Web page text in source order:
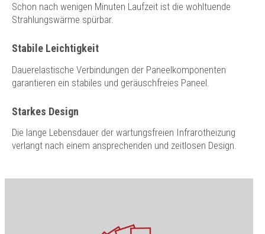
Schon nach wenigen Minuten Laufzeit ist die wohltuende
Strahlungswärme spürbar.
Stabile Leichtigkeit
Dauerelastische Verbindungen der Paneelkomponenten
garantieren ein stabiles und geräuschfreies Paneel.
Starkes Design
Die lange Lebensdauer der wartungsfreien Infrarotheizung
verlangt nach einem ansprechenden und zeitlosen Design.